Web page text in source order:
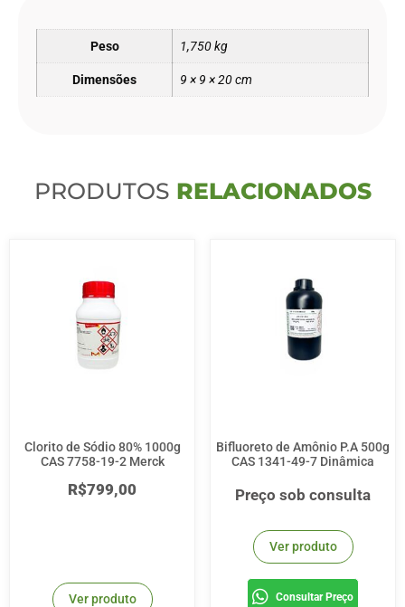
Peso 1,750 kg
Dimensões 9 × 9 × 20 cm
PRODUTOS RELACIONADOS
Clorito de Sódio 80% 1000g
CAS 7758-19-2 Merck
R$799,00
Ver produto
Bifluoreto de Amônio P.A 500g
CAS 1341-49-7 Dinâmica
Preço sob consulta
Ver produto
Consultar Preço